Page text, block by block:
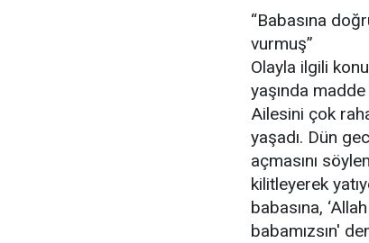
“Babasına
vurmuş”
Olayla ilgili
yaşında madde
Ailesini çok
yaşadı. Dün
açmasını
kilitleyerek
babasına,
babamızsın'